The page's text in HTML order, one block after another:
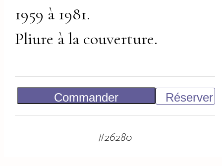
1959 à 1981.
Pliure à la couverture.
Commander
Réserver
#26280